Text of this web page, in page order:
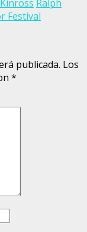
Kinross Ralph
Festival
publicada. Los
*